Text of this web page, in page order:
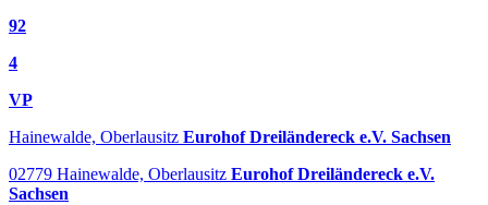
92
4
VP
Hainewalde, Oberlausitz Eurohof Dreiländereck e.V. Sachsen
02779 Hainewalde, Oberlausitz Eurohof Dreiländereck e.V.
Sachsen